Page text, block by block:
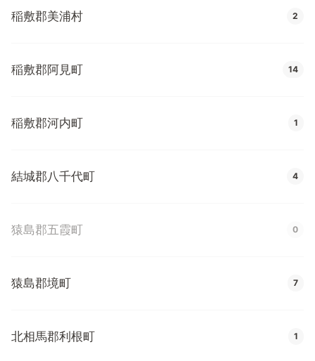
稲敷郡美浦村 2
稲敷郡阿見町 14
稲敷郡河内町 1
結城郡八千代町 4
猿島郡五霞町 0
猿島郡境町 7
北相馬郡利根町 1